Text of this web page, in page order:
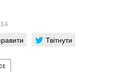
Твітнути